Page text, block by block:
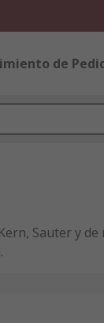
de
Sauter y